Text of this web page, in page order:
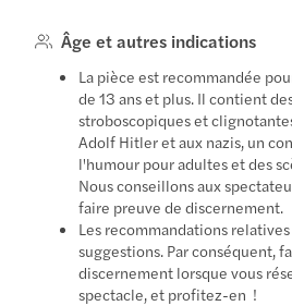
Âge et autres indications
La pièce est recommandée
de 13 ans et plus. Il contient
stroboscopiques et
Adolf Hitler et aux nazis, un
l'humour pour adultes et des
Nous conseillons aux
faire preuve de discernement.
Les recommandations
suggestions. Par conséquent,
discernement lorsque vous
spectacle, et profitez-en !